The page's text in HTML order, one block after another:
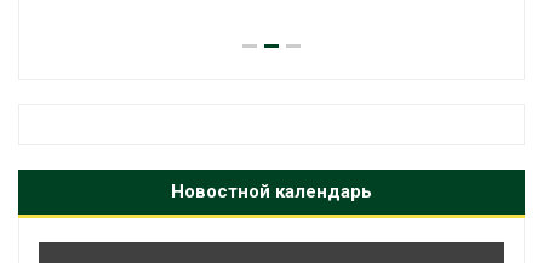
Новостной календарь